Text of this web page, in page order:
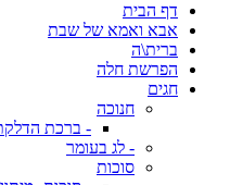
דף הבית
אבא ואמא של שבת
ברית\ה
הפרשת חלה
חגים
חנוכה
- ברכת הדלקת
- לג בעומר
סוכות